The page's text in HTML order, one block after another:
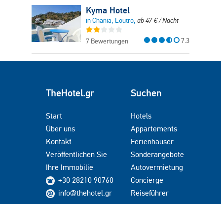
Kyma Hotel
in Chania, Loutro, ab47€/ Nacht
7 Bewertungen 7.3
TheHotel.gr
Start
Über uns
Kontakt
Veröffentlichen Sie
Ihre Immobilie
+30 28210 90760
info@thehotel.gr
Suchen
Hotels
Appartements
Ferienhäuser
Sonderangebote
Autovermietung
Concierge
Reiseführer